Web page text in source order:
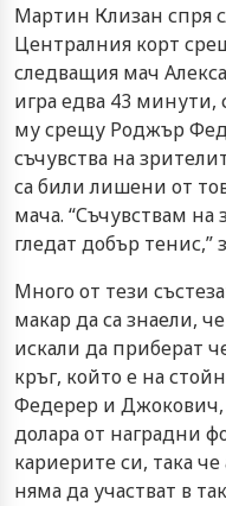
Мартин Клизан спря
Централния корт
следващия мач
игра едва 43 минути,
му срещу Роджър
съчувства на
са били лишени от
мача. “Съчувствам на
гледат добър тенис,”
Много от тези
макар да са знаели,
искали да приберат
кръг, който е на
Федерер и Джокович,
долара от наградни
кариерите си, така
няма да участват в